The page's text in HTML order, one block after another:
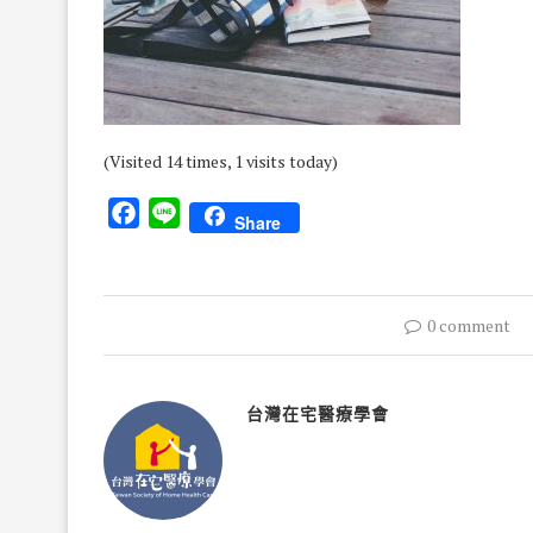
(Visited 14 times, 1 visits today)
Facebook
Line Share
0 comment
台灣在宅醫療學會